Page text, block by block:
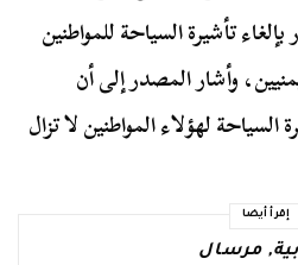
تأشيرة السياحة للمواطنين
وأشار المصدر إلى أن
لهؤلاء المواطنين لا تزال
إقرأ أيضا
,مرسال